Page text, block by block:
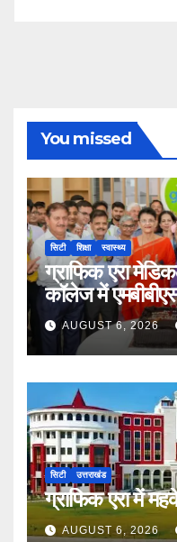
You missed
सिटी शिक्षा स्वास्थ्य
ग्राफिक एरा
कॉलेज में
AUGUST 6, 2026
सिटी उत्तराखंड
ग्राफिक एरा में
AUGUST 6, 2026